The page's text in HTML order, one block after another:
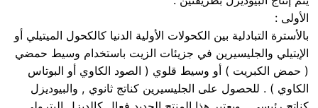
الأولى :
بالأسترة التبادلية بين الكحولات الأولية الدنيا كالكحول الميتيلي أو
الإيتيلي والجليسيرين في جزيئات الزيت باستخدام وسيط حمضي
( حمض الكبريت ) أو وسيط قلوي ( الصود الكاوي أو البوتاس
الكاوي ) . للحصول على الجليسيرين كناتج ثانوي , والبيوديزل